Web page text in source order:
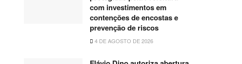
com investimentos em
contenções de encostas e
prevenção de riscos
4 DE AGOSTO DE 2026